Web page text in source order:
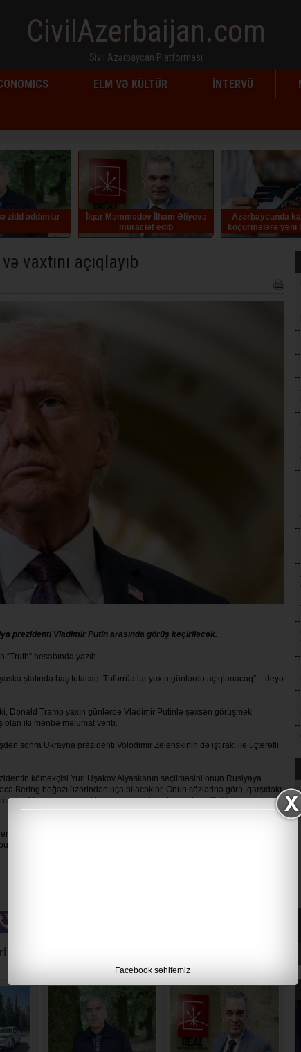
CivilAzerbaijan.com
Sivil Azərbaycan Platforması
ELM VƏ KÜLTÜR İNTERVÜ
Məmmədov İlham Əliyevə
Azərbaycanda kartdan-karta
köçürmələrə yeni limitlər tətbiq
edilib
vaxtını açıqlayıb
prezidenti Vladimir Putin arasında görüş keçiriləcək.
hesabında yazıb.
ştatında baş tutacaq. Təfərrüatlar yaxın günlərdə açıqlanacaq”, - deyə
Donald Tramp yaxın günlərdə Vladimir Putinlə şəxsən görüşmək
olan iki mənbə məlumat verib.
sonra Ukrayna prezidenti Volodimir Zelenskinin də iştirakı ilə üçtərəfli
köməkçisi Yuri Uşakov Alyaskanın seçilməsini onun Rusiyaya
Bering boğazı üzərindən uça biləcəklər. Onun sözlərinə görə, qarşıdakı
həsr olunacaq. Uşakov həmçinin xəbərdarlıq edib ki, proses asan
görüşü üçün optimal məkan sayılır. Onun sözlərinə görə, əsrlər
gün isə dünyanın əsas regionlarından birində diplomatiya, ticarət və
Facebook səhifəmiz